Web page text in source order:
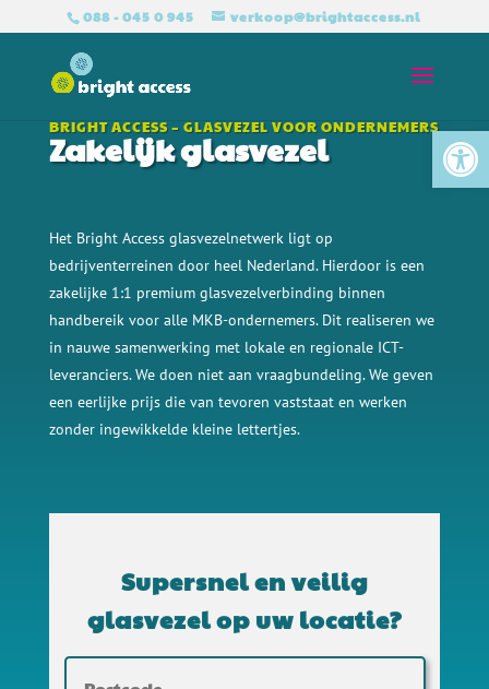
088 - 045 0 945 verkoop@brightaccess.nl
BRIGHT ACCESS – GLASVEZEL VOOR ONDERNEMERS
Zakelijk glasvezel
Het Bright Access glasvezelnetwerk ligt op
bedrijventerreinen door heel Nederland. Hierdoor is een
zakelijke 1:1 premium glasvezelverbinding binnen
handbereik voor alle MKB-ondernemers. Dit realiseren we
in nauwe samenwerking met lokale en regionale ICT-
leveranciers. We doen niet aan vraagbundeling. We geven
een eerlijke prijs die van tevoren vaststaat en werken
zonder ingewikkelde kleine lettertjes.
Supersnel en veilig
glasvezel op uw locatie?